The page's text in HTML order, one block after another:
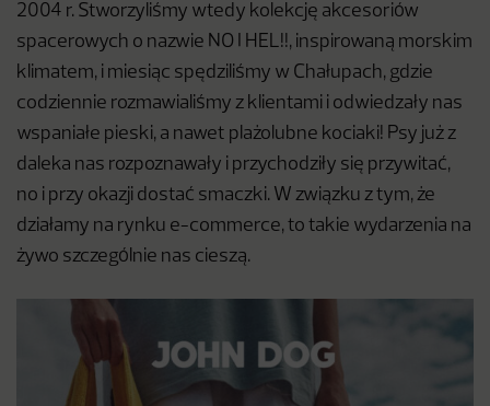
2004 r. Stworzyliśmy wtedy kolekcję akcesoriów
spacerowych o nazwie NO I HEL!!, inspirowaną morskim
klimatem, i miesiąc spędziliśmy w Chałupach, gdzie
codziennie rozmawialiśmy z klientami i odwiedzały nas
wspaniałe pieski, a nawet plażolubne kociaki! Psy już z
daleka nas rozpoznawały i przychodziły się przywitać,
no i przy okazji dostać smaczki. W związku z tym, że
działamy na rynku e-commerce, to takie wydarzenia na
żywo szczególnie nas cieszą.